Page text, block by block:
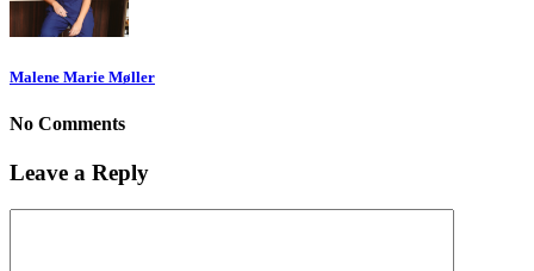
Malene Marie Møller
No Comments
Leave a Reply